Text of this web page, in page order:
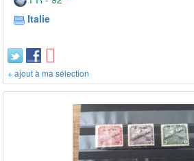
Italie
+ ajout à ma sélection